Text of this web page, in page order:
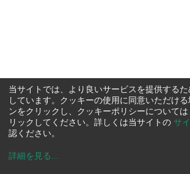
当サイトでは、より良いサービスを提供する
しています。クッキーの使用に同意いただけ
ンをクリックし、クッキーポリシーについて
リックしてください。詳しくは当サイトの サ
認ください。
詳細を見る ...